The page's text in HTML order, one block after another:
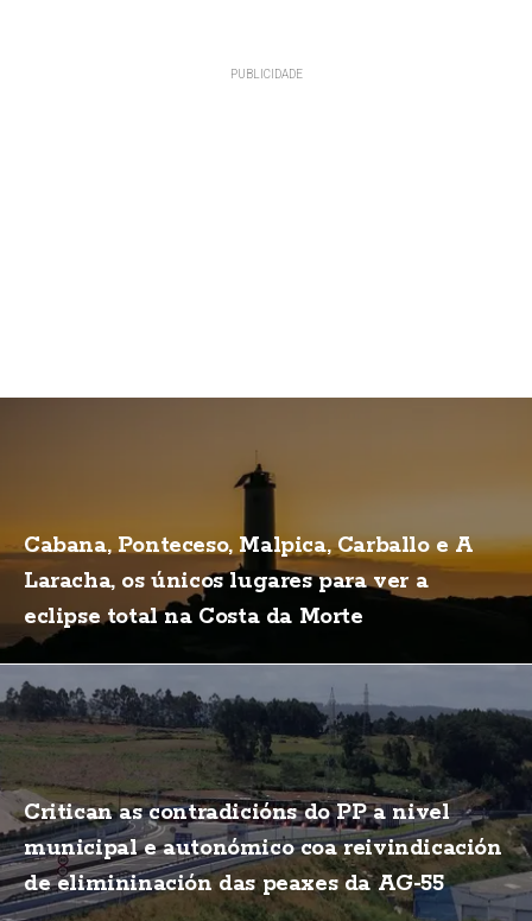
Cabana, Ponteceso, Malpica, Carballo e A
Laracha, os únicos lugares para ver a
eclipse total na Costa da Morte
Critican as contradicións do PP a nivel
municipal e autonómico coa reivindicación
de elimininación das peaxes da AG-55